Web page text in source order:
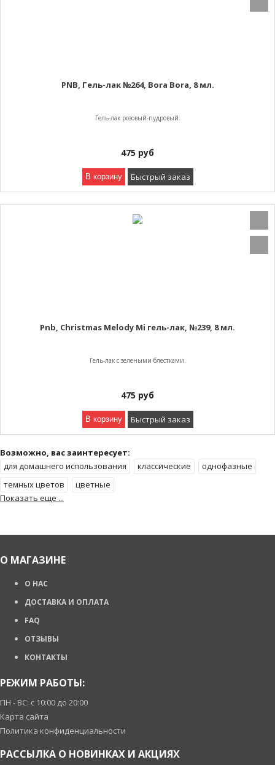
PNB, Гель-лак №264, Bora Bora, 8 мл.
Гель-лак розовый-пудровый.
475 руб
В корзину Быстрый заказ
Pnb, Christmas Melody Mi гель-лак, №239, 8 мл.
Гель-лак с зелеными блестками.
475 руб
В корзину Быстрый заказ
Возможно, вас заинтересует:
Показать еще ...
для домашнего использования классические
однофазные
темных цветов
цветные
О МАГАЗИНЕ
О НАС
ДОСТАВКА И ОПЛАТА
FAQ
ОТЗЫВЫ
КОНТАКТЫ
РЕЖИМ РАБОТЫ:
ПН - ВС: с 10:00 до 20:00
Карта сайта
Политика конфиденциальности
РАССЫЛКА О НОВИНКАХ И АКЦИЯХ